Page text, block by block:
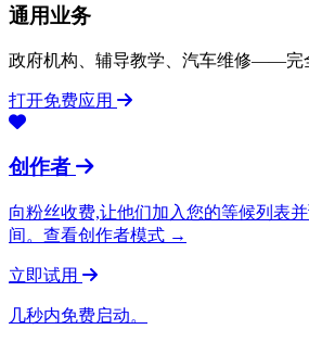
通用业务
政府机构、辅导教学、汽车维修——完
打开免费应用
创作者
向粉丝收费,让他们加入您的等候列表
间。查看创作者模式 →
立即试用
几秒内免费启动。